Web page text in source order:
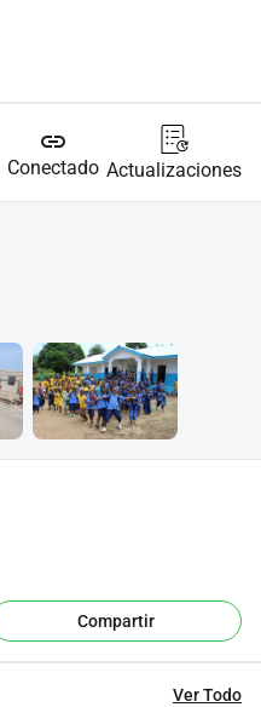
link
Conectado Actualizaciones
Compartir
Ver Todo